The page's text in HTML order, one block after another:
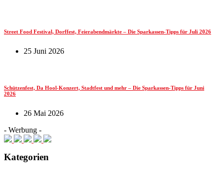
Street Food Festival, Dorffest, Feierabendmärkte – Die Sparkassen-Tipps für Juli 2026
25 Juni 2026
Schützenfest, Da Hool-Konzert, Stadtfest und mehr – Die Sparkassen-Tipps für Juni
2026
26 Mai 2026
- Werbung -
Kategorien